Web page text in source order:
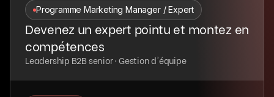
Programme Marketing Manager / Expert
Devenez un expert pointu et montez en
compétences
Leadership B2B senior · Gestion d'équipe